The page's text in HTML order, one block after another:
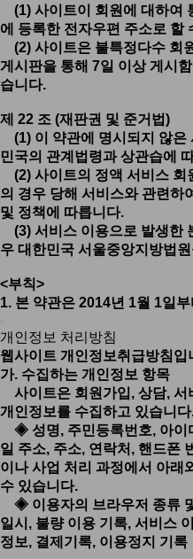
(1) 사이트이 회원에 대하여
에 등록한 전자우편 주소로 할
(2) 사이트은 불특정다수 회
게시판을 통해 7일 이상 게시
습니다.
제 22 조 (재판권 및 준거법)
(1) 이 약관에 명시되지 않은
민국의 관계법령과 상관습에
(2) 사이트의 정액 서비스 회
의 경우 당해 서비스와 관련하
및 정책에 따릅니다.
(3) 서비스 이용으로 발생한
우 대한민국 서울중앙지방법
<부칙>
1. 본 약관은 2014년 1월 1일
개인정보 처리방침
웹사이트 개인정보취급방침
가. 수집하는 개인정보 항목
사이트은 회원가입, 상담, 서
개인정보를 수집하고 있습니
◈ 성명, 주민등록번호, 아이
일 주소, 주소, 연락처, 핸드폰
이나 사업 처리 과정에서 아래
수 있습니다.
◈ 이용자의 브라우저 종류
일시, 불량 이용 기록, 서비스
정보, 결제기록, 이용정지 기록